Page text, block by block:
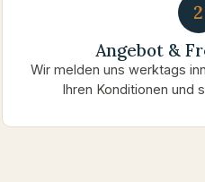
2
Angebot &
Wir melden uns werktags
Ihren Konditionen und